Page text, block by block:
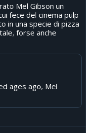
Mel Gibson un
fece del cinema pulp
in una specie di pizza
forse anche
ages ago, Mel